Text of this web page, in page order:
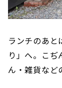
ランチのあと
り」へ。こ
ん・雑貨など